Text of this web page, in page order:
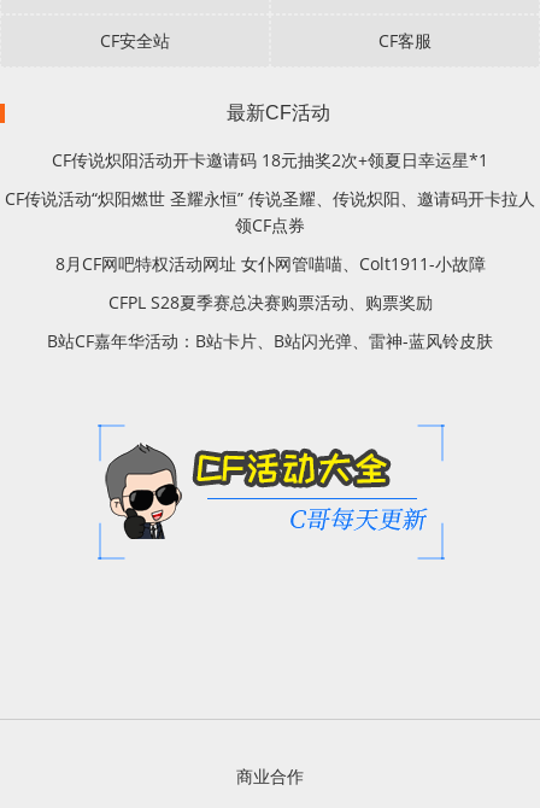
CF安全站 CF客服
最新CF活动
CF传说炽阳活动开卡邀请码 18元抽奖2次+领夏日幸运星*1
CF传说活动“炽阳燃世 圣耀永恒” 传说圣耀、传说炽阳、邀请码开卡拉人
领CF点券
8月CF网吧特权活动网址 女仆网管喵喵、Colt1911-小故障
CFPL S28夏季赛总决赛购票活动、购票奖励
B站CF嘉年华活动：B站卡片、B站闪光弹、雷神-蓝风铃皮肤
商业合作